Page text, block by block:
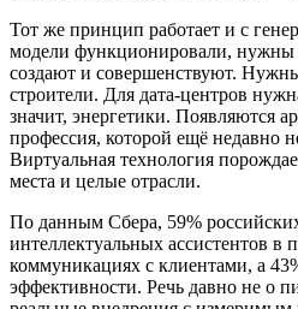
Тот же принцип работает и с
модели функционировали, нужны
создают и совершенствуют.
строители. Для дата-центров
значит, энергетики. Появляются
профессия, которой ещё недавно
Виртуальная технология
места и целые отрасли.
По данным Сбера, 59%
интеллектуальных ассистентов в
коммуникациях с клиентами, а
эффективности. Речь давно не о